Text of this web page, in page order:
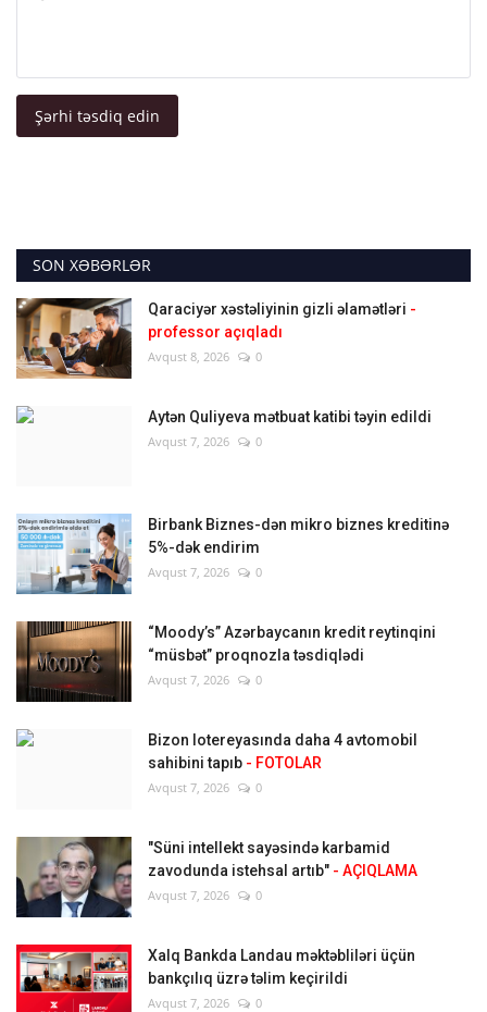
Şərhi təsdiq edin
SON XƏBƏRLƏR
Qaraciyər xəstəliyinin gizli əlamətləri -
professor açıqladı
Avqust 8, 2026 0
Aytən Quliyeva mətbuat katibi təyin edildi
Avqust 7, 2026 0
Birbank Biznes-dən mikro biznes kreditinə
5%-dək endirim
Avqust 7, 2026 0
“Moody’s” Azərbaycanın kredit reytinqini
“müsbət” proqnozla təsdiqlədi
Avqust 7, 2026 0
Bizon lotereyasında daha 4 avtomobil
sahibini tapıb - FOTOLAR
Avqust 7, 2026 0
"Süni intellekt sayəsində karbamid
zavodunda istehsal artıb" - AÇIQLAMA
Avqust 7, 2026 0
Xalq Bankda Landau məktəbliləri üçün
bankçılıq üzrə təlim keçirildi
Avqust 7, 2026 0